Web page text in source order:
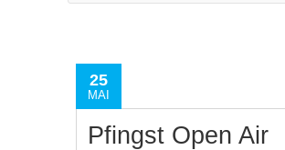
25
MAI
Pfingst Open Air